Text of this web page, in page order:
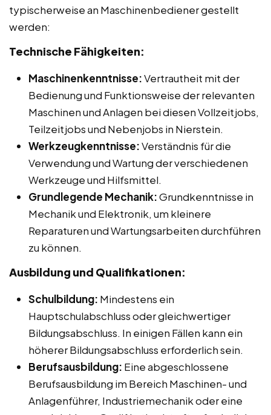
typischerweise an Maschinenbediener gestellt
werden:
Technische Fähigkeiten:
Maschinenkenntnisse:Vertrautheit mit der
Bedienung und Funktionsweise der relevanten
Maschinen und Anlagen bei diesen Vollzeitjobs,
Teilzeitjobs und Nebenjobs in Nierstein.
Werkzeugkenntnisse:Verständnis für die
Verwendung und Wartung der verschiedenen
Werkzeuge und Hilfsmittel.
Grundlegende Mechanik:Grundkenntnisse in
Mechanik und Elektronik, um kleinere
Reparaturen und Wartungsarbeiten durchführen
zu können.
Ausbildung und Qualifikationen:
Schulbildung: Mindestens ein
Hauptschulabschluss oder gleichwertiger
Bildungsabschluss. In einigen Fällen kann ein
höherer Bildungsabschluss erforderlich sein.
Berufsausbildung: Eine abgeschlossene
Berufsausbildung im Bereich Maschinen- und
Anlagenführer, Industriemechanik oder eine